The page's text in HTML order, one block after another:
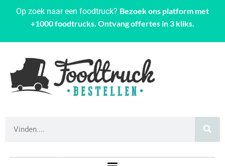
Op zoek naar een foodtruck? Bezoek ons platform met
+1000 foodtrucks. Ontvang offertes in 3 kliks.